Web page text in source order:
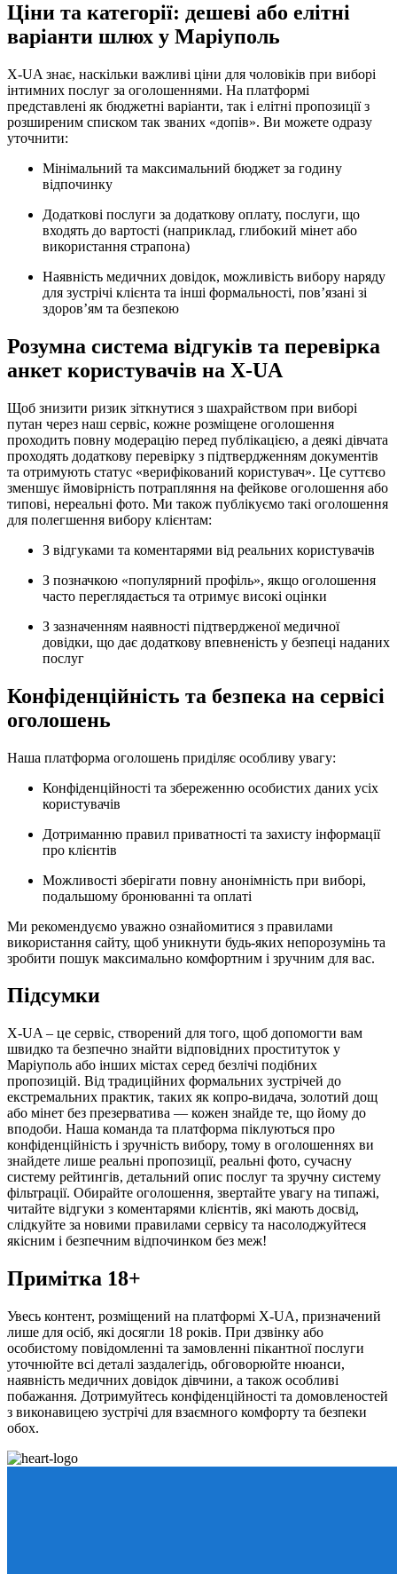
Ціни та категорії: дешеві або елітні
варіанти шлюх у Маріуполь
X-UA знає, наскільки важливі ціни для чоловіків при виборі
інтимних послуг за оголошеннями. На платформі
представлені як бюджетні варіанти, так і елітні пропозиції з
розширеним списком так званих «допів». Ви можете одразу
уточнити:
Мінімальний та максимальний бюджет за годину
відпочинку
Додаткові послуги за додаткову оплату, послуги, що
входять до вартості (наприклад, глибокий мінет або
використання страпона)
Наявність медичних довідок, можливість вибору наряду
для зустрічі клієнта та інші формальності, пов’язані зі
здоров’ям та безпекою
Розумна система відгуків та перевірка
анкет користувачів на X-UA
Щоб знизити ризик зіткнутися з шахрайством при виборі
путан через наш сервіс, кожне розміщене оголошення
проходить повну модерацію перед публікацією, а деякі дівчата
проходять додаткову перевірку з підтвердженням документів
та отримують статус «верифікований користувач». Це суттєво
зменшує ймовірність потрапляння на фейкове оголошення або
типові, нереальні фото. Ми також публікуємо такі оголошення
для полегшення вибору клієнтам:
З відгуками та коментарями від реальних користувачів
З позначкою «популярний профіль», якщо оголошення
часто переглядається та отримує високі оцінки
З зазначенням наявності підтвердженої медичної
довідки, що дає додаткову впевненість у безпеці наданих
послуг
Конфіденційність та безпека на сервісі
оголошень
Наша платформа оголошень приділяє особливу увагу:
Конфіденційності та збереженню особистих даних усіх
користувачів
Дотриманню правил приватності та захисту інформації
про клієнтів
Можливості зберігати повну анонімність при виборі,
подальшому бронюванні та оплаті
Ми рекомендуємо уважно ознайомитися з правилами
використання сайту, щоб уникнути будь-яких непорозумінь та
зробити пошук максимально комфортним і зручним для вас.
Підсумки
X-UA – це сервіс, створений для того, щоб допомогти вам
швидко та безпечно знайти відповідних проституток у
Маріуполь або інших містах серед безлічі подібних
пропозицій. Від традиційних формальних зустрічей до
екстремальних практик, таких як копро-видача, золотий дощ
або мінет без презерватива — кожен знайде те, що йому до
вподоби. Наша команда та платформа піклуються про
конфіденційність і зручність вибору, тому в оголошеннях ви
знайдете лише реальні пропозиції, реальні фото, сучасну
систему рейтингів, детальний опис послуг та зручну систему
фільтрації. Обирайте оголошення, звертайте увагу на типажі,
читайте відгуки з коментарями клієнтів, які мають досвід,
слідкуйте за новими правилами сервісу та насолоджуйтеся
якісним і безпечним відпочинком без меж!
Примітка 18+
Увесь контент, розміщений на платформі X-UA, призначений
лише для осіб, які досягли 18 років. При дзвінку або
особистому повідомленні та замовленні пікантної послуги
уточнюйте всі деталі заздалегідь, обговорюйте нюанси,
наявність медичних довідок дівчини, а також особливі
побажання. Дотримуйтесь конфіденційності та домовленостей
з виконавицею зустрічі для взаємного комфорту та безпеки
обох.